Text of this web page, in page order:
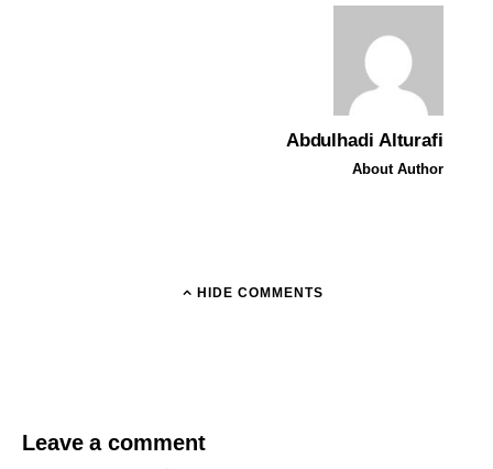
Abdulhadi Alturafi
About Author
HIDE COMMENTS
Leave a comment